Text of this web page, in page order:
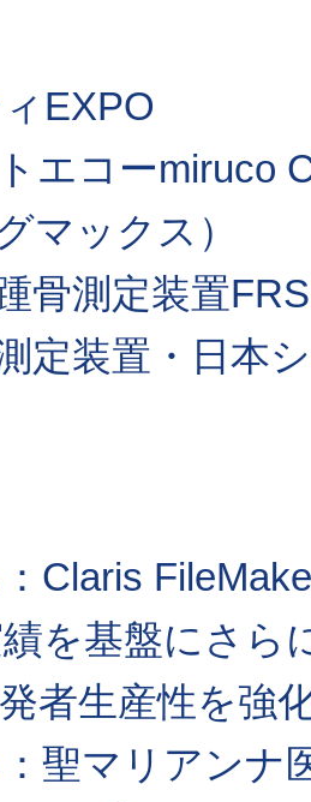
EXPO
エコー
マックス）
骨測定装置
定装置・日本
Claris
を基盤にさら
者生産性を強
聖マリアンナ